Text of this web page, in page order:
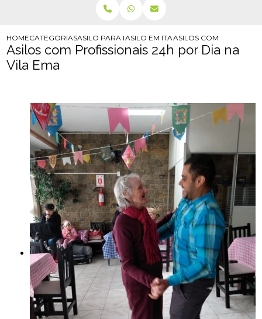
HOMECATEGORIASASILO PARA IDOSOASILO EM ITAQUERA
ASILOS COM
Asilos com Profissionais 24h por Dia na
Vila Ema